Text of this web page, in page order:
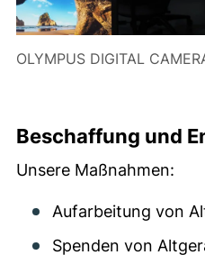
OLYMPUS DIGITAL
Beschaffung und
Unsere Maßnahmen:
Aufarbeitung von
Spenden von